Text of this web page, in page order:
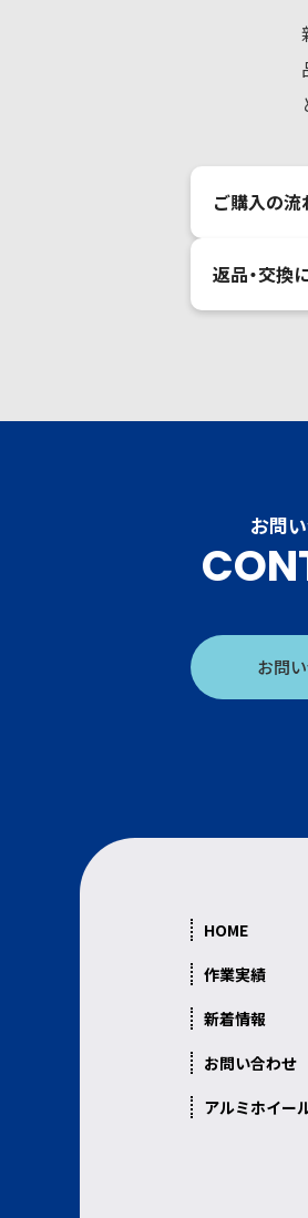
ご購入の流
返品・交換
お問
お問
HOME
作業実績
新着情報
お問い合わせ
アルミホイー